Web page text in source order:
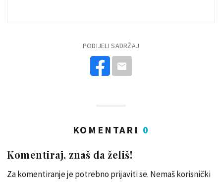
PODIJELI SADRŽAJ
KOMENTARI 0
Komentiraj, znaš da želiš!
Za komentiranje je potrebno prijaviti se. Nemaš korisnički